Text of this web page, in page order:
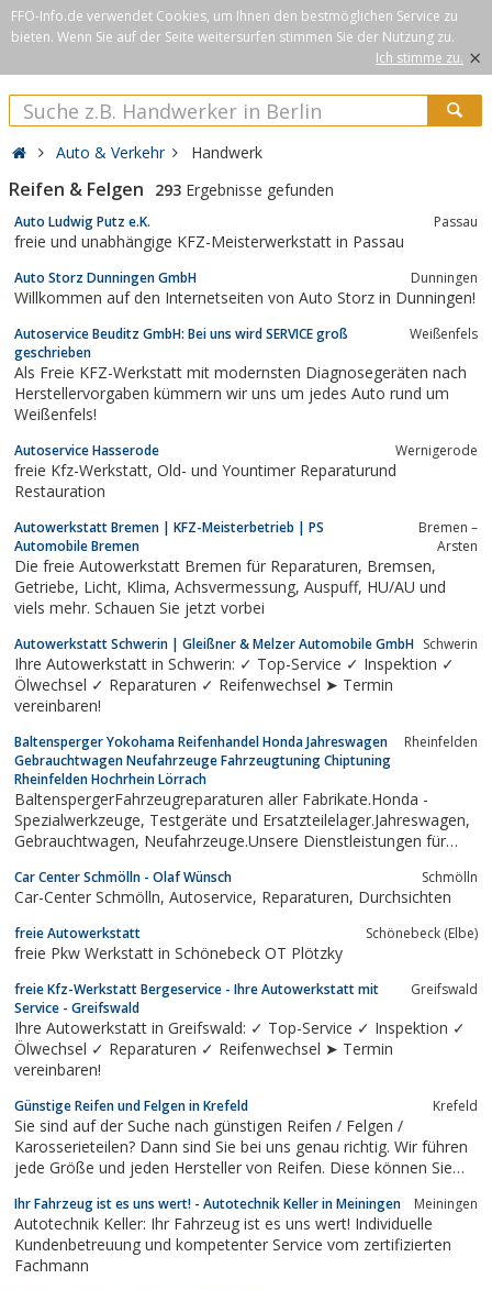
FFO-Info.de verwendet Cookies, um Ihnen den bestmöglichen Service zu
bieten. Wenn Sie auf der Seite weitersurfen stimmen Sie der Nutzung zu.
Ich stimme zu. ×
Auto & Verkehr Handwerk
Reifen & Felgen 293 Ergebnisse gefunden
Auto Ludwig Putz e.K. Passau
freie und unabhängige KFZ-Meisterwerkstatt in Passau
Auto Storz Dunningen GmbH Dunningen
Willkommen auf den Internetseiten von Auto Storz in Dunningen!
Autoservice Beuditz GmbH: Bei uns wird SERVICE groß
geschrieben
Weißenfels
Als Freie KFZ-Werkstatt mit modernsten Diagnosegeräten nach
Herstellervorgaben kümmern wir uns um jedes Auto rund um
Weißenfels!
Autoservice Hasserode Wernigerode
freie Kfz-Werkstatt, Old- und Yountimer Reparaturund
Restauration
Autowerkstatt Bremen | KFZ-Meisterbetrieb | PS
Automobile Bremen
Bremen –
Arsten
Die freie Autowerkstatt Bremen für Reparaturen, Bremsen,
Getriebe, Licht, Klima, Achsvermessung, Auspuff, HU/AU und
viels mehr. Schauen Sie jetzt vorbei
Autowerkstatt Schwerin | Gleißner & Melzer Automobile GmbH Schwerin
Ihre Autowerkstatt in Schwerin: ✓ Top-Service ✓ Inspektion ✓
Ölwechsel ✓ Reparaturen ✓ Reifenwechsel ➤ Termin
vereinbaren!
Baltensperger Yokohama Reifenhandel Honda Jahreswagen
Gebrauchtwagen Neufahrzeuge Fahrzeugtuning Chiptuning
Rheinfelden Hochrhein Lörrach
Rheinfelden
BaltenspergerFahrzeugreparaturen aller Fabrikate.Honda -
Spezialwerkzeuge, Testgeräte und Ersatzteilelager.Jahreswagen,
Gebrauchtwagen, Neufahrzeuge.Unsere Dienstleistungen für
Radlasteinstellung, Lackarbeiten.Unfallservice.Reifenhandel
Werksvertretung Yokohama,...
Car Center Schmölln - Olaf Wünsch Schmölln
Car-Center Schmölln, Autoservice, Reparaturen, Durchsichten
freie Autowerkstatt Schönebeck (Elbe)
freie Pkw Werkstatt in Schönebeck OT Plötzky
freie Kfz-Werkstatt Bergeservice - Ihre Autowerkstatt mit
Service - Greifswald
Greifswald
Ihre Autowerkstatt in Greifswald: ✓ Top-Service ✓ Inspektion ✓
Ölwechsel ✓ Reparaturen ✓ Reifenwechsel ➤ Termin
vereinbaren!
Günstige Reifen und Felgen in Krefeld Krefeld
Sie sind auf der Suche nach günstigen Reifen / Felgen /
Karosserieteilen? Dann sind Sie bei uns genau richtig. Wir führen
jede Größe und jeden Hersteller von Reifen. Diese können Sie
zu günstigen Preisen montieren lassen. Bei uns erhalten Sie
Online Preise auch vor Ort.
Ihr Fahrzeug ist es uns wert! - Autotechnik Keller in Meiningen Meiningen
Autotechnik Keller: Ihr Fahrzeug ist es uns wert! Individuelle
Kundenbetreuung und kompetenter Service vom zertifizierten
Fachmann